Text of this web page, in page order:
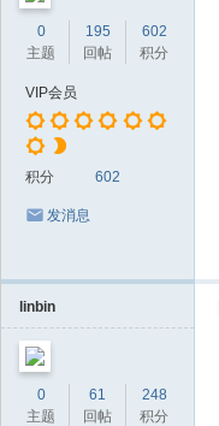
0
主题
195
回帖
602
积分
VIP会员
积分 602
发消息
linbin
0
主题
61
回帖
248
积分